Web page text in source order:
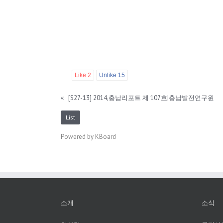
Like 2 Unlike 15
« [S27-13] 2014,충남리포트 제 107호|충남발전연구원
List
Powered by KBoard
소개 소식